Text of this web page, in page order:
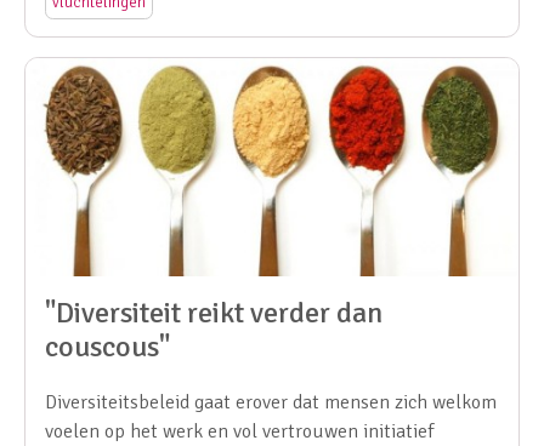
"Diversiteit reikt verder dan
couscous"
Diversiteitsbeleid gaat erover dat mensen zich welkom
voelen op het werk en vol vertrouwen initiatief